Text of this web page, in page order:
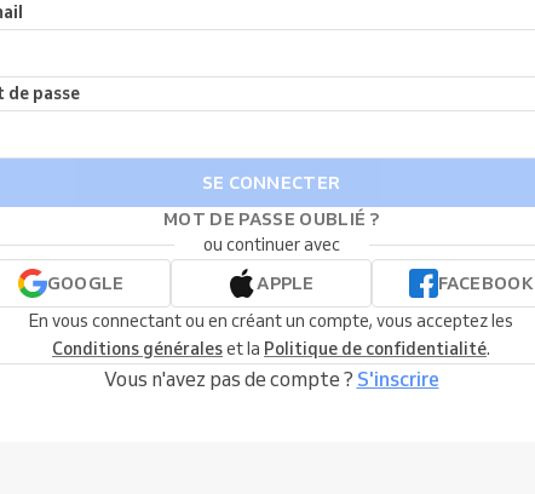
de passe
SE CONNECTER
MOT DE PASSE OUBLIÉ ?
ou continuer avec
GOOGLE
APPLE
FACEBOOK
En vous connectant ou en créant un compte, vous acceptez les
Conditions généraleset la Politique de confidentialité.
Vous n'avez pas de compte ? S'inscrire